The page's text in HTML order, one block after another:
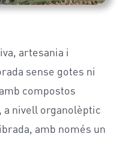
artesania i
sense gotes ni
compostos
a nivell organolèptic
amb només un